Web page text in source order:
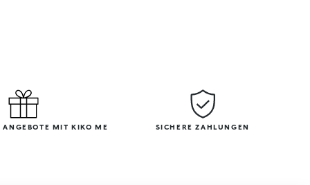
ANGEBOTE MIT KIKO ME SICHERE ZAHLUNGEN